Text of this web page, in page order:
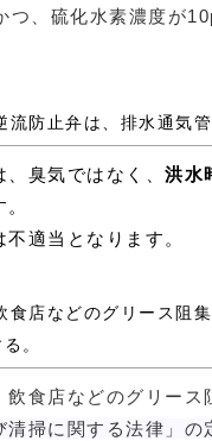
つ、硫化水素濃度が
流防止弁は、排水通気
臭気ではなく、 洪水
不適当となります。
食店などのグリース阻
。
飲食店などのグリース
掃に関する法律」の